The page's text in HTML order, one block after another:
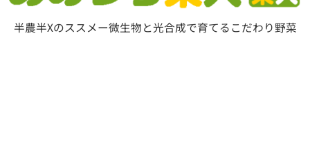
半農半Xのススメー微生物と光合成で育てるこだわり野菜